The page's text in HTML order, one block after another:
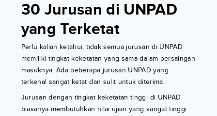
30 Jurusan di UNPAD
yang Terketat
Perlu kalian ketahui, tidak semua jurusan di UNPAD
memiliki tingkat keketatan yang sama dalam persaingan
masuknya. Ada beberapa jurusan UNPAD yang
terkenal sangat ketat dan sulit untuk diterima.
Jurusan dengan tingkat keketatan tinggi di UNPAD
biasanya membutuhkan nilai ujian yang sangat tinggi